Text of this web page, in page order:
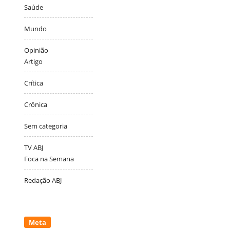
Saúde
Mundo
Opinião
Artigo
Crítica
Crônica
Sem categoria
TV ABJ
Foca na Semana
Redação ABJ
Meta